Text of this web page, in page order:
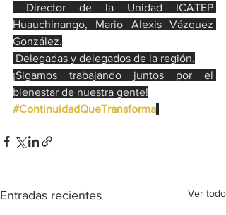
Director de la Unidad ICATEP
Huauchinango, Mario Alexis Vázquez
González.
Delegadas y delegados de la región.
¡Sigamos trabajando juntos por el
bienestar de nuestra gente!
#ContinuidadQueTransforma
Entradas recientes Ver todo